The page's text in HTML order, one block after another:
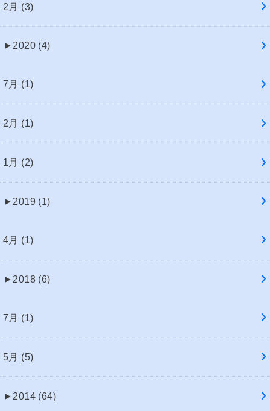
2月 (3)
► 2020 (4)
7月 (1)
2月 (1)
1月 (2)
► 2019 (1)
4月 (1)
► 2018 (6)
7月 (1)
5月 (5)
► 2014 (64)